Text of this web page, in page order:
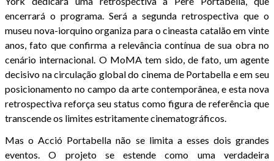
encerrará o programa. Será a segunda retrospectiva que o
museu nova-iorquino organiza para o cineasta catalão em vinte
anos, fato que confirma a relevância contínua de sua obra no
cenário internacional. O MoMA tem sido, de fato, um agente
decisivo na circulação global do cinema de Portabella e em seu
posicionamento no campo da arte contemporânea, e esta nova
retrospectiva reforça seu status como figura de referência que
transcende os limites estritamente cinematográficos.
Mas o Acció Portabella não se limita a esses dois grandes
eventos. O projeto se estende como uma verdadeira